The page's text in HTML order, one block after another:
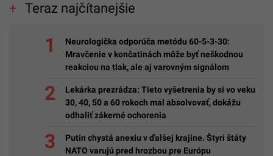
Teraz najčítanejšie
Neurologička odporúča metódu 60-5-3-30:
Mravčenie v končatinách môže byť neškodnou
reakciou na tlak, ale aj varovným signálom
Lekárka prezrádza: Tieto vyšetrenia by si vo veku
30, 40, 50 a 60 rokoch mal absolvovať, dokážu
odhaliť zákerné ochorenia
Putin chystá anexiu v ďalšej krajine. Štyri štáty
NATO varujú pred hrozbou pre Európu